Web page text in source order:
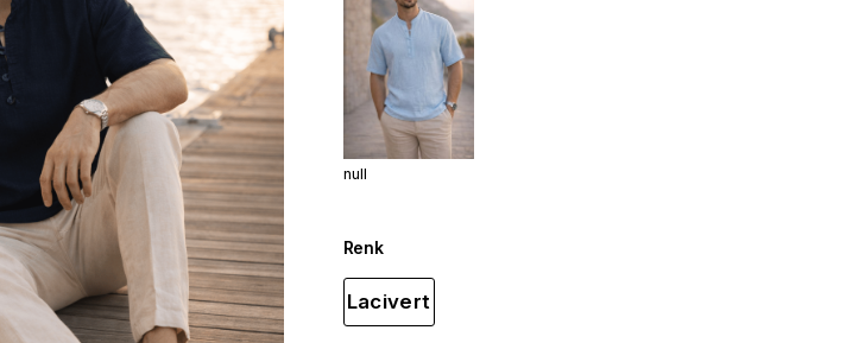
null
Renk
Lacivert